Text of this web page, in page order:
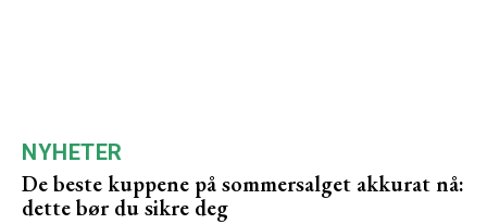
NYHETER
De beste kuppene på sommersalget akkurat nå:
dette bør du sikre deg